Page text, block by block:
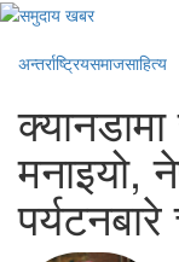
अन्तर्राष्ट्रियसमाजसाहित्य
मनाइयो,
पर्यटनबारे